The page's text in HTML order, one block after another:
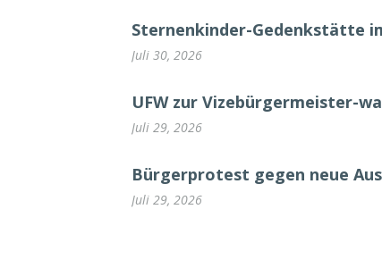
Sternenkinder-Gedenkstätte
Juli 30, 2026
UFW zur Vizebürgermeister-
Juli 29, 2026
Bürgerprotest gegen neue
Juli 29, 2026